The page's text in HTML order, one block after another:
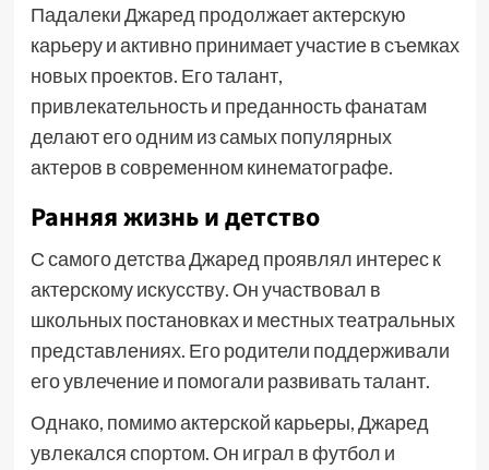
Падалеки Джаред продолжает актерскую
карьеру и активно принимает участие в съемках
новых проектов. Его талант,
привлекательность и преданность фанатам
делают его одним из самых популярных
актеров в современном кинематографе.
Ранняя жизнь и детство
С самого детства Джаред проявлял интерес к
актерскому искусству. Он участвовал в
школьных постановках и местных театральных
представлениях. Его родители поддерживали
его увлечение и помогали развивать талант.
Однако, помимо актерской карьеры, Джаред
увлекался спортом. Он играл в футбол и